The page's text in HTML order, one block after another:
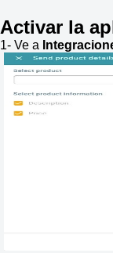
Activar la
1- Ve a